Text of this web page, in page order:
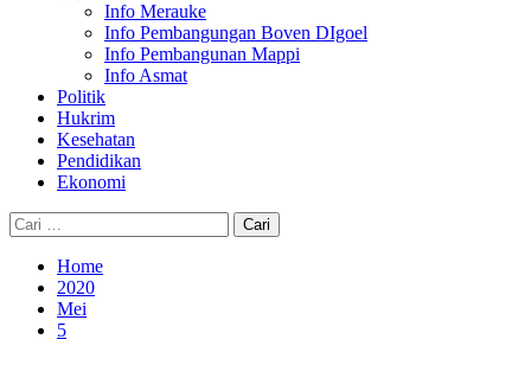
Info Merauke
Info Pembangungan Boven DIgoel
Info Pembangunan Mappi
Info Asmat
Politik
Hukrim
Kesehatan
Pendidikan
Ekonomi
Cari
untuk:
Home
2020
Mei
5